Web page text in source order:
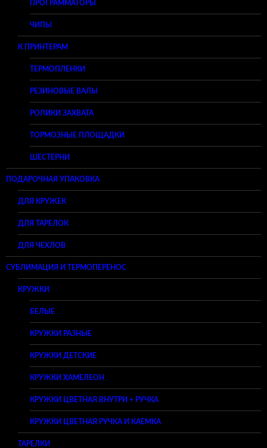
ПРОГРАММАТОРЫ
ЧИПЫ
К ПРИНТЕРАМ
ТЕРМОПЛЕНКИ
РЕЗИНОВЫЕ ВАЛЫ
РОЛИКИ ЗАХВАТА
ТОРМОЗНЫЕ ПЛОЩАДКИ
ШЕСТЕРНИ
ПОДАРОЧНАЯ УПАКОВКА
ДЛЯ КРУЖЕК
ДЛЯ ТАРЕЛОК
ДЛЯ ЧЕХЛОВ
СУБЛИМАЦИЯ И ТЕРМОПЕРЕНОС
КРУЖКИ
БЕЛЫЕ
КРУЖКИ РАЗНЫЕ
КРУЖКИ ДЕТСКИЕ
КРУЖКИ ХАМЕЛЕОН
КРУЖКИ ЦВЕТНАЯ ВНУТРИ + РУЧКА
КРУЖКИ ЦВЕТНАЯ РУЧКА И КАЕМКА
ТАРЕЛКИ